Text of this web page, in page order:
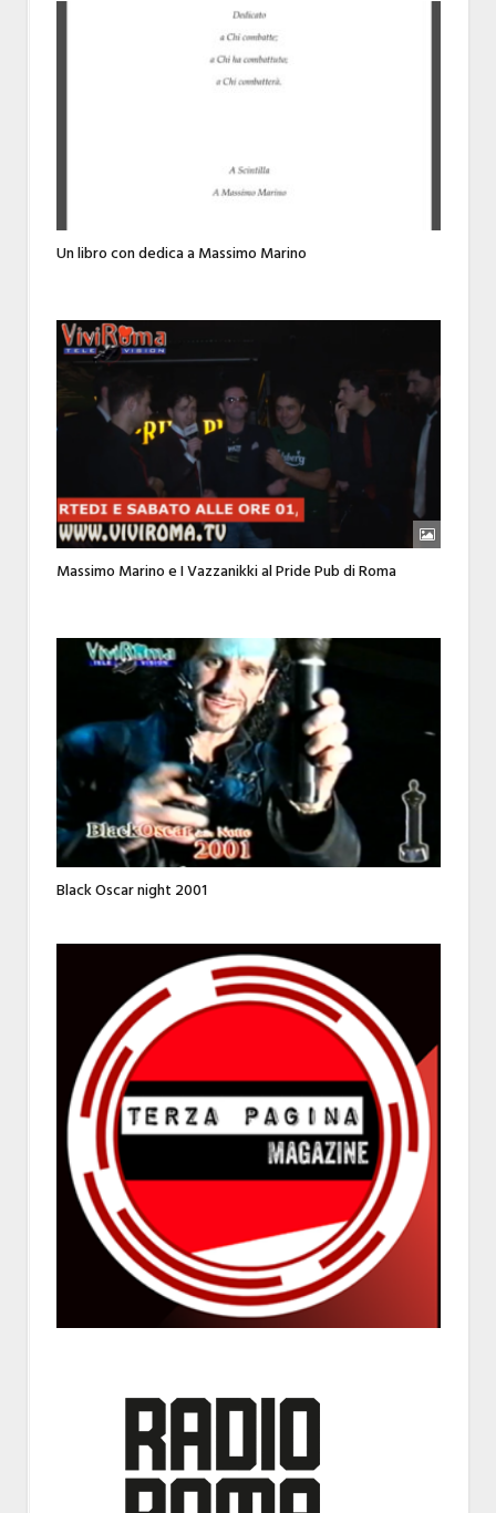
Un libro con dedica a Massimo Marino
Massimo Marino e I Vazzanikki al Pride Pub di Roma
Black Oscar night 2001